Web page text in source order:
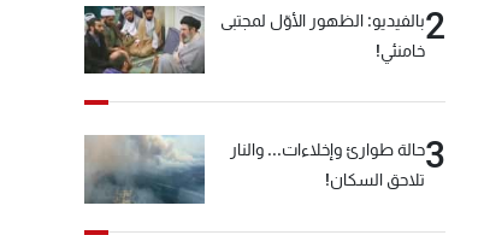
2بالفيديو: الظهور الأوّل لمجتبى
خامنئي!
3حالة طوارئ وإخلاءات... والنار
تلاحق السكان!